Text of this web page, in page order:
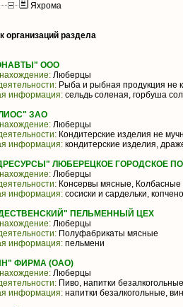
Яхрома
организаций раздела
ООО
Люберцы
Рыба и рыбная продукция не
информация: сельдь соленая, горбуша
ЗАО
Люберцы
Кондитерские изделия не
информация: кондитерские изделия,
ЛЮБЕРЕЦКОЕ ГОРОДСКОЕ
Люберцы
Консервы мясные, Колбасные
информация: сосиски и сардельки,
ПЕЛЬМЕННЫЙ ЦЕХ
Люберцы
Полуфабрикаты мясные
информация: пельмени
ФИРМА (ОАО)
Люберцы
Пиво, напитки безалкогольные
информация: напитки безалкогольные,